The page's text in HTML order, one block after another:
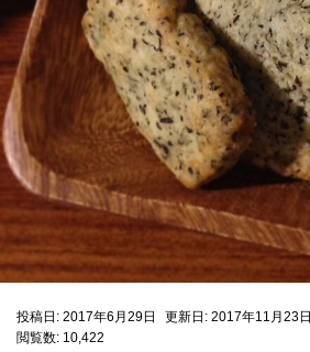
投稿日: 2017年6月29日
更新日: 2017年11月23日
閲覧数: 10,422